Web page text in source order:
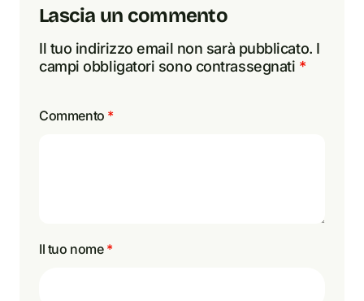
Lascia un commento
Il tuo indirizzo email non sarà pubblicato. I
campi obbligatori sono contrassegnati *
Commento *
Il tuo nome *